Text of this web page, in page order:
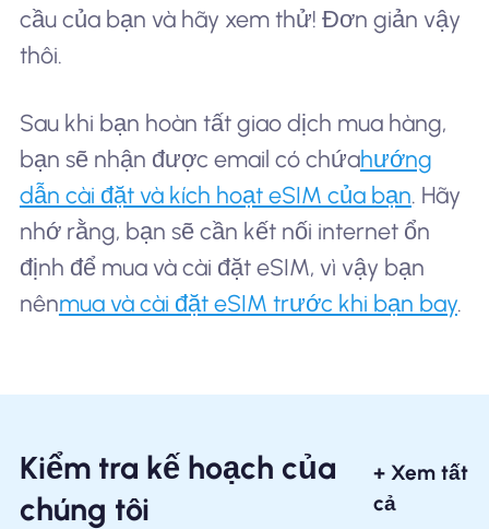
cầu của bạn và hãy xem thử! Đơn giản vậy
thôi.
Sau khi bạn hoàn tất giao dịch mua hàng,
bạn sẽ nhận được email có chứahướng
dẫn cài đặt và kích hoạt eSIM của bạn. Hãy
nhớ rằng, bạn sẽ cần kết nối internet ổn
định để mua và cài đặt eSIM, vì vậy bạn
nênmua và cài đặt eSIM trước khi bạn bay.
Kiểm tra kế hoạch của
chúng tôi
+ Xem tất
cả